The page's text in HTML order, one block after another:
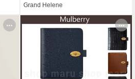
Grand Helene